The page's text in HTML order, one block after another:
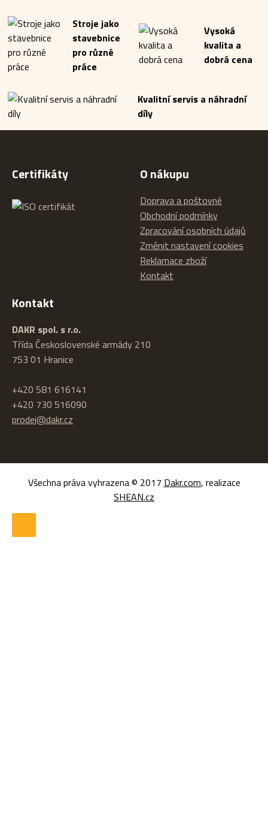
Stroje jako
stavebnice
pro různé
práce
Vysoká
kvalita a
dobrá cena
Kvalitní servis a náhradní
díly
Certifikáty O nákupu
Doprava a poštovné
Obchodní podmínky
Zpracování osobních údajů
Změnit nastavení cookies
Reklamace zboží
Kontakt
Kontakt
DAKR spol. s r.o.
Třída Československé armády 210
753 01 Hranice
+420 581 616141
+420 730 516090
prodej@dakr.cz
Všechna práva vyhrazena © 2017 Dakr.com, realizace
SHEAN.cz